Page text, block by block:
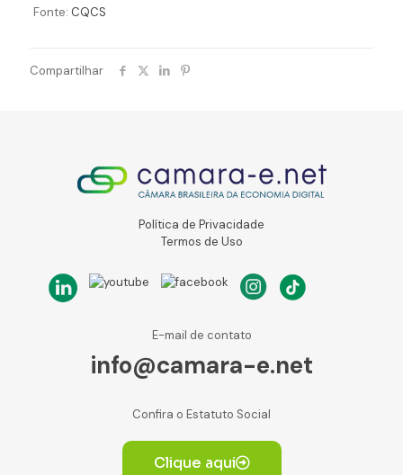
Fonte: CQCS
Compartilhar
Política de Privacidade
Termos de Uso
E-mail de contato
info@camara-e.net
Confira o Estatuto Social
Clique aqui